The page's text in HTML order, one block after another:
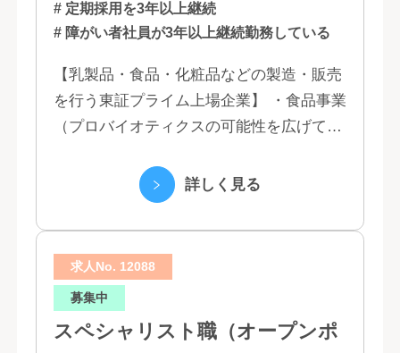
# 定期採用を3年以上継続
# 障がい者社員が3年以上継続勤務している
【乳製品・食品・化粧品などの製造・販売
を行う東証プライム上場企業】 ・食品事業
（プロバイオティクスの可能性を広げてい
る優れた機能性飲料） ・国際事業（40の
詳しく見る
求人No. 12088
募集中
スペシャリスト職（オープンポ